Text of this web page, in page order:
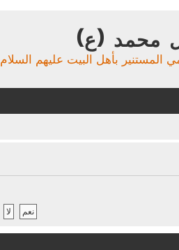
محمد (ع)
المستنير بأهل البيت عليهم السلام